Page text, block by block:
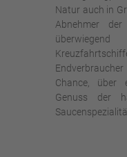
Natur auch in
Abnehmer
Chance, über
Genuss der